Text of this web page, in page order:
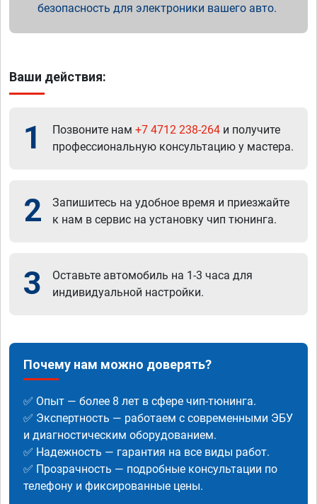
безопасность для электроники вашего авто.
Ваши действия:
1 Позвоните нам +7 4712 238-264 и получите
профессиональную консультацию у мастера.
2
Запишитесь на удобное время и приезжайте
к нам в сервис на установку чип тюнинга.
3
Оставьте автомобиль на 1-3 часа для
индивидуальной настройки.
Почему нам можно доверять?
✅ Опыт — более 8 лет в сфере чип-тюнинга.
✅ Экспертность — работаем с современными ЭБУ
и диагностическим оборудованием.
✅ Надежность — гарантия на все виды работ.
✅ Прозрачность — подробные консультации по
телефону и фиксированные цены.